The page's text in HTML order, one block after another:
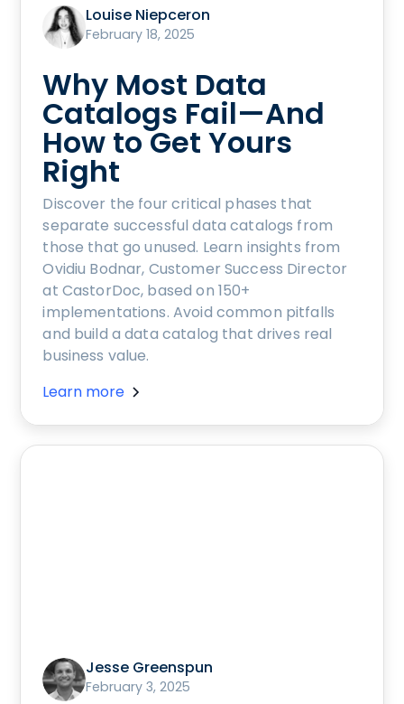
Louise Niepceron
February 18, 2025
Why Most Data
Catalogs Fail—And
How to Get Yours
Right
Discover the four critical phases that
separate successful data catalogs from
those that go unused. Learn insights from
Ovidiu Bodnar, Customer Success Director
at CastorDoc, based on 150+
implementations. Avoid common pitfalls
and build a data catalog that drives real
business value.
Learn more
Jesse Greenspun
February 3, 2025